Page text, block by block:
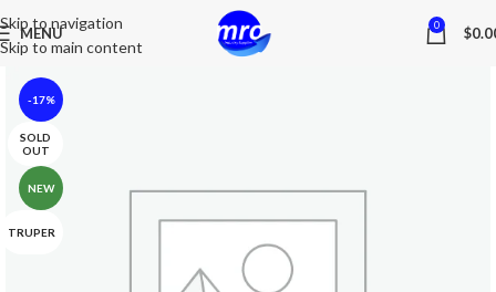
Skip to navigation
Skip to main content
MENU 0 $
-17%
SOLD
OUT
NEW
TRUPER